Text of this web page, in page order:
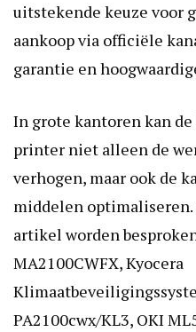
uitstekende keuze voor
aankoop via officiële
garantie en
In grote kantoren kan
printer niet alleen de
verhogen, maar ook de
middelen
artikel worden
MA2100CWFX, Kyocera
PA2100cwx/KL3, OKI